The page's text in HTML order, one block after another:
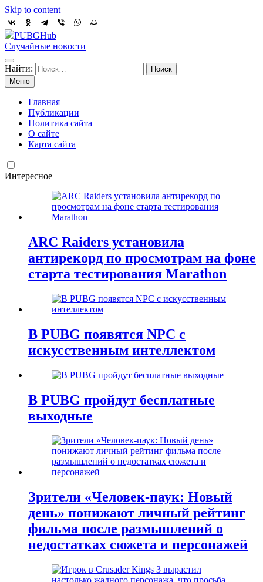
Skip to content
PUBGHub
Случайные новости
Найти:
Меню
Главная
Публикации
Политика сайта
О сайте
Карта сайта
Интересное
ARC Raiders установила
антирекорд по просмотрам на фоне
старта тестирования Marathon
В PUBG появятся NPC с
искусственным интеллектом
В PUBG пройдут бесплатные
выходные
Зрители «Человек-паук: Новый
день» понижают личный рейтинг
фильма после размышлений о
недостатках сюжета и персонажей